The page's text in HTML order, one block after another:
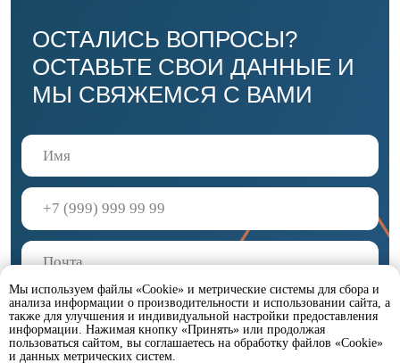
Мы используем файлы «Cookie» и метрические системы для сбора и
анализа информации о производительности и использовании сайта, а
также для улучшения и индивидуальной настройки предоставления
информации. Нажимая кнопку «Принять» или продолжая
пользоваться сайтом, вы соглашаетесь на обработку файлов «Cookie»
и данных метрических систем.